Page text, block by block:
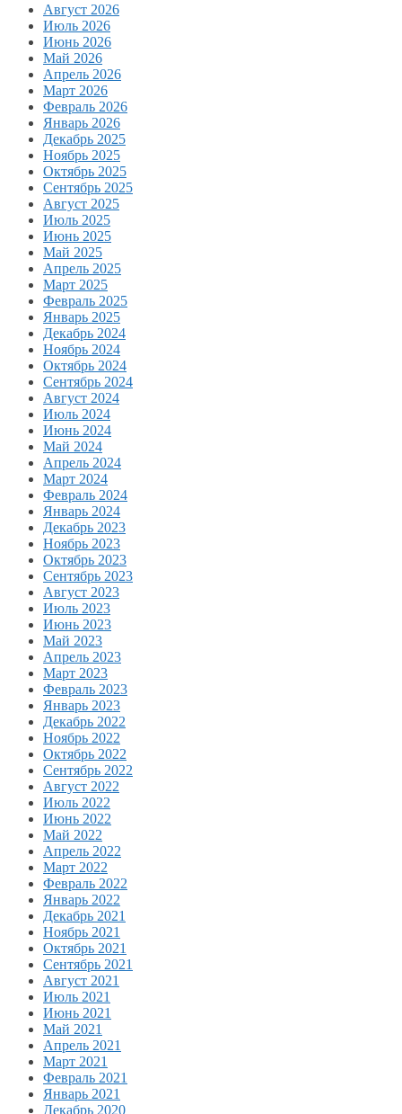
Август 2026
Июль 2026
Июнь 2026
Май 2026
Апрель 2026
Март 2026
Февраль 2026
Январь 2026
Декабрь 2025
Ноябрь 2025
Октябрь 2025
Сентябрь 2025
Август 2025
Июль 2025
Июнь 2025
Май 2025
Апрель 2025
Март 2025
Февраль 2025
Январь 2025
Декабрь 2024
Ноябрь 2024
Октябрь 2024
Сентябрь 2024
Август 2024
Июль 2024
Июнь 2024
Май 2024
Апрель 2024
Март 2024
Февраль 2024
Январь 2024
Декабрь 2023
Ноябрь 2023
Октябрь 2023
Сентябрь 2023
Август 2023
Июль 2023
Июнь 2023
Май 2023
Апрель 2023
Март 2023
Февраль 2023
Январь 2023
Декабрь 2022
Ноябрь 2022
Октябрь 2022
Сентябрь 2022
Август 2022
Июль 2022
Июнь 2022
Май 2022
Апрель 2022
Март 2022
Февраль 2022
Январь 2022
Декабрь 2021
Ноябрь 2021
Октябрь 2021
Сентябрь 2021
Август 2021
Июль 2021
Июнь 2021
Май 2021
Апрель 2021
Март 2021
Февраль 2021
Январь 2021
Декабрь 2020